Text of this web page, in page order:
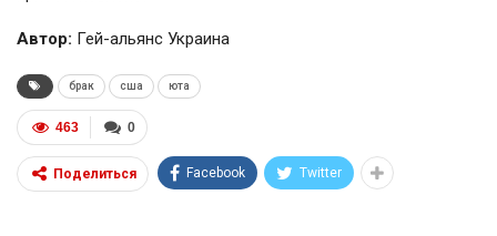
Автор: Гей-альянс Украина
брак сша юта
0
463
Поделиться Facebook Twitter